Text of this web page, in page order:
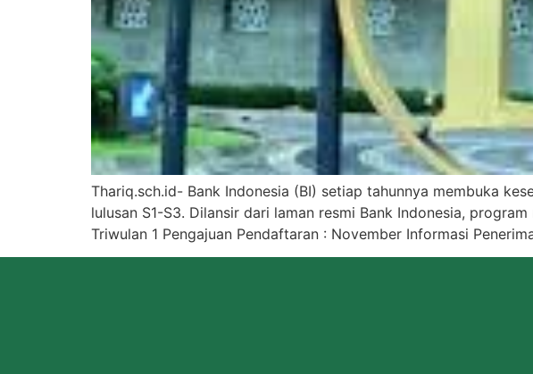
Thariq.sch.id- Bank Indonesia (BI) setiap tahunnya membuka
lulusan S1-S3. Dilansir dari laman resmi Bank Indonesia,
Triwulan 1 Pengajuan Pendaftaran : November Informasi